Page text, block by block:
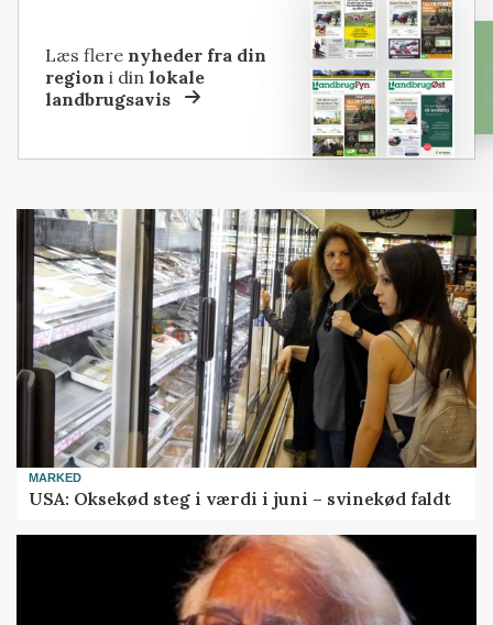
Læs flere nyheder fra din
region i dinlokale
landbrugsavis
MARKED
USA: Oksekød steg i værdi i juni – svinekød faldt